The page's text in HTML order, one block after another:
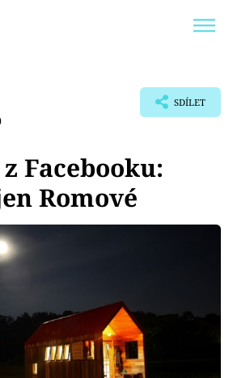
SDÍLET
Facebooku:
Romové